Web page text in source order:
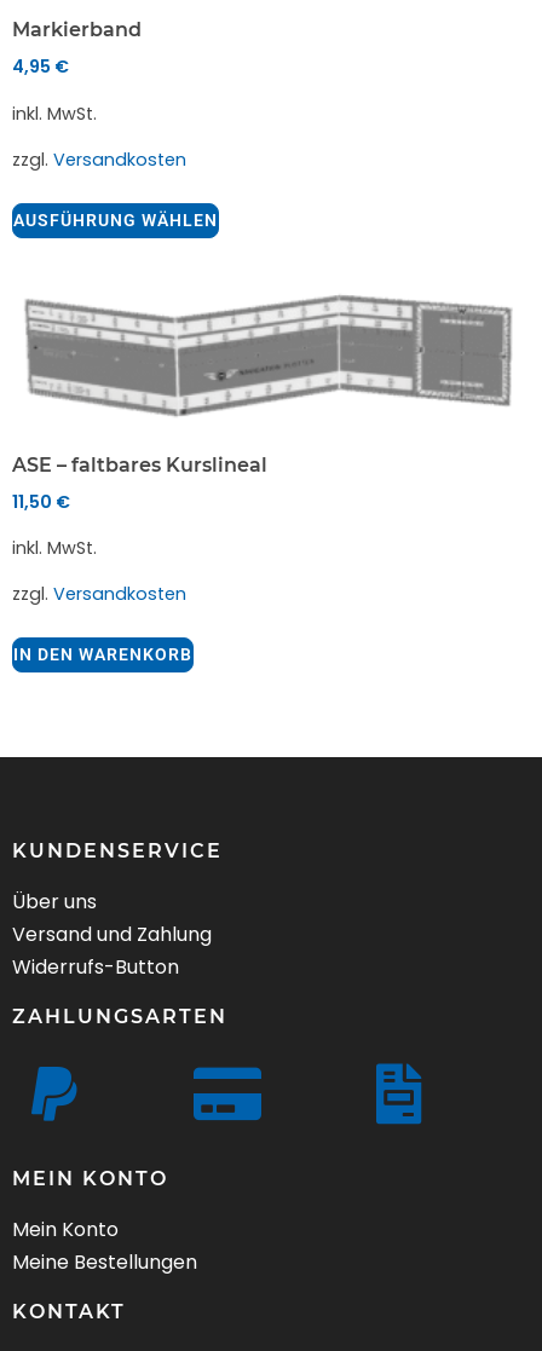
Markierband
4,95 €
inkl. MwSt.
zzgl. Versandkosten
AUSFÜHRUNG WÄHLEN
ASE – faltbares Kurslineal
11,50 €
inkl. MwSt.
zzgl. Versandkosten
IN DEN WARENKORB
KUNDENSERVICE
Über uns
Versand und Zahlung
Widerrufs-Button
ZAHLUNGSARTEN
MEIN KONTO
Mein Konto
Meine Bestellungen
KONTAKT